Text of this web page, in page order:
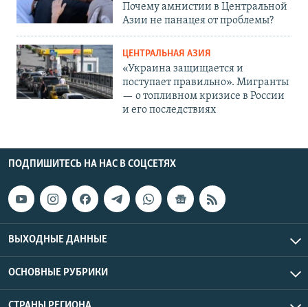
Почему амнистии в Центральной
Азии не панацея от проблемы?
ЦЕНТРАЛЬНАЯ АЗИЯ
«Украина защищается и
поступает правильно». Мигранты
— о топливном кризисе в России
и его последствиях
ПОДПИШИТЕСЬ НА НАС В СОЦСЕТЯХ
ВЫХОДНЫЕ ДАННЫЕ
ОСНОВНЫЕ РУБРИКИ